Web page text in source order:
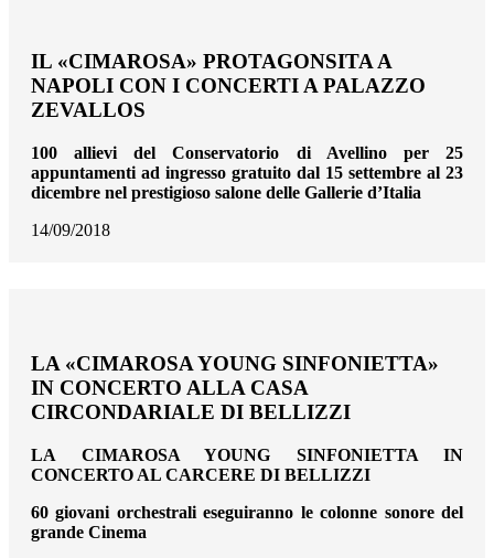
IL «CIMAROSA» PROTAGONSITA A
NAPOLI CON I CONCERTI A PALAZZO
ZEVALLOS
100 allievi del Conservatorio di Avellino per 25
appuntamenti ad ingresso gratuito dal 15 settembre al 23
dicembre nel prestigioso salone delle Gallerie d’Italia
14/09/2018
LA «CIMAROSA YOUNG SINFONIETTA»
IN CONCERTO ALLA CASA
CIRCONDARIALE DI BELLIZZI
LA CIMAROSA YOUNG SINFONIETTA IN
CONCERTO AL CARCERE DI BELLIZZI
60 giovani orchestrali eseguiranno le colonne sonore del
grande Cinema